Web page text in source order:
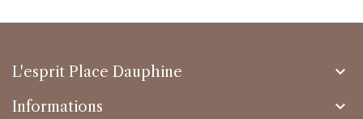
L'esprit Place Dauphine 
Informations 